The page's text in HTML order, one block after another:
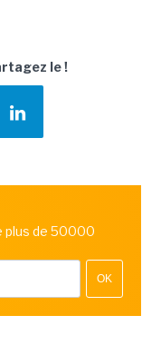
le !
plus de 50000
OK